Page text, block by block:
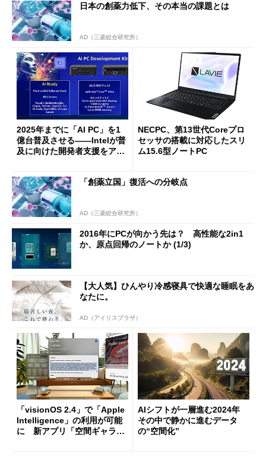
日本の創薬力低下、その本当の課題とは
AD（三菱総合研究所）
2025年までに「AI PC」を1
億台普及させる――Intelが普
及に向けた開発者支援をアッ
を用意
NECPC、第13世代Coreプロ
セッサの搭載に対応したスリ
ム15.6型ノートPC
「創薬立国」復活への分岐点
AD（三菱総合研究所）
2016年にPCが向かう先は？ 高性能な2in1
か、原点回帰のノートか (1/3)
【大人気】ひんやり冷感寝具で快適な睡眠をあ
なたに。
AD（アイリスプラザ）
「visionOS 2.4」で「Apple
Intelligence」の利用が可能
に 新アプリ「空間ギャラリ
AIシフトが一層進む2024年
その中で静かに進むデータ
の“空間化”